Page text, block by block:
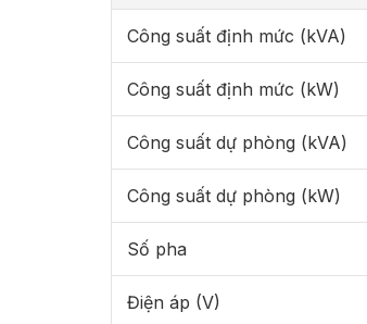
Công suất định mức (kVA)
Công suất định mức (kW)
Công suất dự phòng (kVA)
Công suất dự phòng (kW)
Số pha
Điện áp (V)